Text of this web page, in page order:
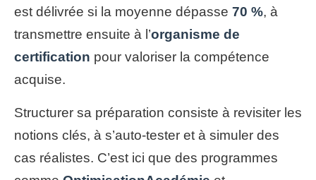
est délivrée si la moyenne dépasse 70 %, à
transmettre ensuite à l’organisme de
certification pour valoriser la compétence
acquise.
Structurer sa préparation consiste à revisiter les
notions clés, à s’auto-tester et à simuler des
cas réalistes. C’est ici que des programmes